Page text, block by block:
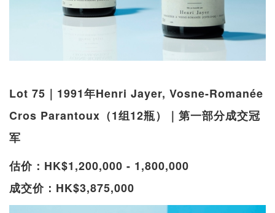
Lot 75｜1991年Henri Jayer, Vosne-Romanée
Cros Parantoux（1组12瓶）｜第一部分成交冠
军
估价：HK$1,200,000 - 1,800,000
成交价：HK$3,875,000